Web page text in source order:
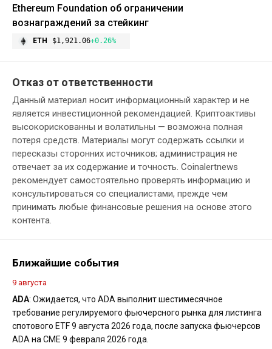
Ethereum Foundation об ограничении
вознаграждений за стейкинг
ETH $1,921.06+0.26%
Отказ от ответственности
Данный материал носит информационный характер и не
является инвестиционной рекомендацией. Криптоактивы
высокорискованны и волатильны — возможна полная
потеря средств. Материалы могут содержать ссылки и
пересказы сторонних источников; администрация не
отвечает за их содержание и точность. Coinalertnews
рекомендует самостоятельно проверять информацию и
консультироваться со специалистами, прежде чем
принимать любые финансовые решения на основе этого
контента.
Ближайшие события
9 августа
ADA: Ожидается, что ADA выполнит шестимесячное
требование регулируемого фьючерсного рынка для листинга
спотового ETF 9 августа 2026 года, после запуска фьючерсов
ADA на CME 9 февраля 2026 года.